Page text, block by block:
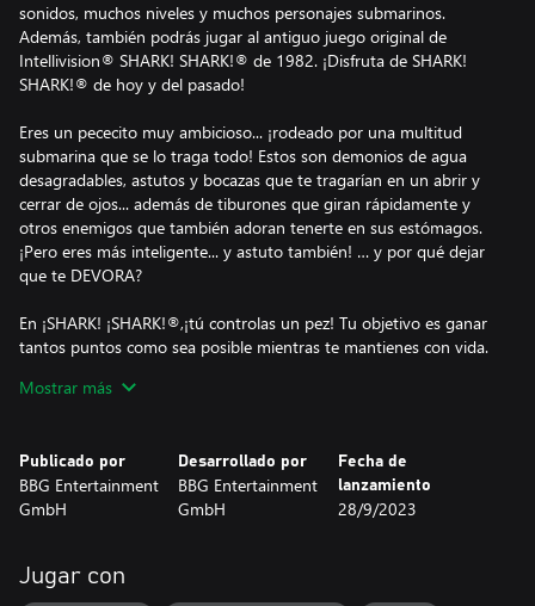
sonidos, muchos niveles y muchos personajes submarinos.
Además, también podrás jugar al antiguo juego original de
Intellivision® SHARK! SHARK!® de 1982. ¡Disfruta de SHARK!
SHARK!® de hoy y del pasado!
Eres un pececito muy ambicioso... ¡rodeado por una multitud
submarina que se lo traga todo! Estos son demonios de agua
desagradables, astutos y bocazas que te tragarían en un abrir y
cerrar de ojos... además de tiburones que giran rápidamente y
otros enemigos que también adoran tenerte en sus estómagos.
¡Pero eres más inteligente... y astuto también! … y por qué dejar
que te DEVORA?
En ¡SHARK! ¡SHARK!®,¡tú controlas un pez! Tu objetivo es ganar
tantos puntos como sea posible mientras te mantienes con vida.
langostas, cangrejos, medusas, krakens, peces globo, orcas,
grande te comerá a ti! El tiburón también puede morir si le
muerdes la cola varias veces, pero ten cuidado ya que el tiburón
puede darse la vuelta rápidamente. Y también tenga cuidado con
anguila eléctrica. Cada vez que comes un pescado o mordisqueas
la cola de un tiburón, ganas puntos. Cuando se abren algunas
Mostrar más
Publicado por
BBG Entertainment
GmbH
Desarrollado por
BBG Entertainment
GmbH
Fecha de
lanzamiento
28/9/2023
Jugar con